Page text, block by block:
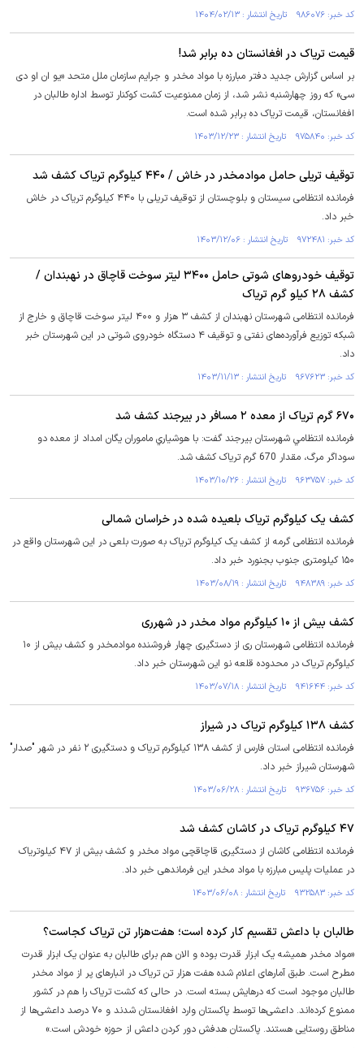
کد خبر: ۹۸۶۰۷۶ تاریخ انتشار : ۱۴۰۴/۰۲/۱۳
قیمت تریاک در افغانستان ده برابر شد!
بر اساس گزارش جدید دفتر مبارزه با مواد مخدر و جرایم سازمان ملل متحد «یو ان او دی
سی» که روز چهارشنبه نشر شد، از زمان ممنوعیت کشت کوکنار توسط اداره طالبان در
افغانستان، قیمت تریاک ده برابر شده است.
کد خبر: ۹۷۵۸۴۰ تاریخ انتشار : ۱۴۰۳/۱۲/۲۳
توقیف تریلی حامل موادمخدر در خاش / ۴۴۰ کیلوگرم تریاک کشف شد
فرمانده انتظامی سیستان و بلوچستان از توقیف تریلی با ۴۴۰ کیلوگرم تریاک در خاش
خبر داد.
کد خبر: ۹۷۲۴۸۱ تاریخ انتشار : ۱۴۰۳/۱۲/۰۶
توقیف خودرو‌های شوتی حامل ۳۴۰۰ لیتر سوخت قاچاق در نهبندان /
کشف ۲۸ کیلو گرم تریاک
فرمانده انتظامی شهرستان نهبندان از کشف ۳ هزار و ۴۰۰ لیتر سوخت قاچاق و خارج از
شبکه توزیع فرآورده‌های نفتی و توقیف ۴ دستگاه خودروی شوتی در این شهرستان خبر
داد.
کد خبر: ۹۶۷۶۲۳ تاریخ انتشار : ۱۴۰۳/۱۱/۱۳
۶۷۰ گرم تریاک از معده ۲ مسافر در بیرجند کشف شد
فرمانده انتظامي شهرستان بيرجند گفت: با هوشياري ماموران يگان امداد از معده دو
سوداگر مرگ، مقدار 670 گرم ترياک کشف شد.
کد خبر: ۹۶۳۷۵۷ تاریخ انتشار : ۱۴۰۳/۱۰/۲۶
کشف یک کیلوگرم تریاک بلعیده شده در خراسان شمالی
فرمانده انتظامی گرمه از کشف یک کیلوگرم تریاک به صورت بلعی در این شهرستان واقع در
۱۵۰ کیلومتری جنوب بجنورد خبر داد.
کد خبر: ۹۴۸۳۸۹ تاریخ انتشار : ۱۴۰۳/۰۸/۱۹
کشف بیش از ۱۰ کیلوگرم مواد مخدر در شهرری
فرمانده انتظامی شهرستان ری از دستگیری چهار فروشنده موادمخدر و کشف بیش از ۱۰
کیلوگرم تریاک در محدوده قلعه نو این شهرستان خبر داد.
کد خبر: ۹۴۱۶۴۴ تاریخ انتشار : ۱۴۰۳/۰۷/۱۸
کشف ۱۳۸ کیلوگرم تریاک در شیراز
فرمانده انتظامی استان فارس از کشف ۱۳۸ کیلوگرم تریاک و دستگیری ۲ نفر در شهر "صدار"
شهرستان شیراز خبر داد.
کد خبر: ۹۳۶۷۵۶ تاریخ انتشار : ۱۴۰۳/۰۶/۲۸
۴۷ کیلوگرم تریاک در کاشان کشف شد
فرمانده انتظامی کاشان از دستگیری قاچاقچی مواد مخدر و کشف بیش از ۴۷ کیلوتریاک
در عملیات پلیس مبارزه با مواد مخدر این فرماندهی خبر داد.
کد خبر: ۹۳۲۵۸۳ تاریخ انتشار : ۱۴۰۳/۰۶/۰۸
طالبان با داعش تقسیم کار کرده است؛ هفت‌هزار تن تریاک کجاست؟
«مواد مخدر همیشه یک ابزار قدرت بوده و الان هم برای طالبان به عنوان یک ابزار قدرت
مطرح است. طبق آمار‌های اعلام شده هفت هزار تن تریاک در انبار‌های پر از مواد مخدر
طالبان موجود است که درهایش بسته است. در حالی که کشت تریاک را هم در کشور
ممنوع کرده‌اند. داعشی‌ها توسط پاکستان وارد افغانستان شدند و ۷۰ درصد داعشی‌ها از
مناطق روستایی هستند. پاکستان هدفش دور کردن داعش از حوزه خودش است.»